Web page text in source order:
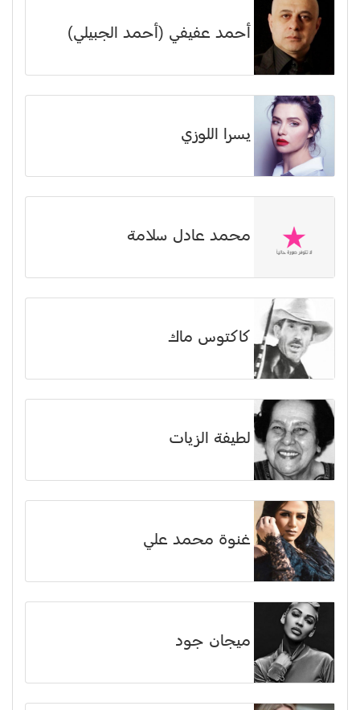
أحمد عفيفي (أحمد الجبيلي)
يسرا اللوزي
محمد عادل سلامة
كاكتوس ماك
لطيفة الزيات
غنوة محمد علي
ميجان جود